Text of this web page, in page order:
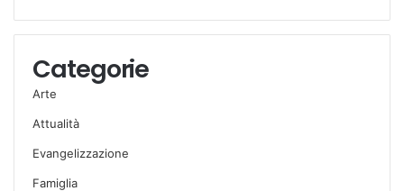
Categorie
Arte
Attualità
Evangelizzazione
Famiglia